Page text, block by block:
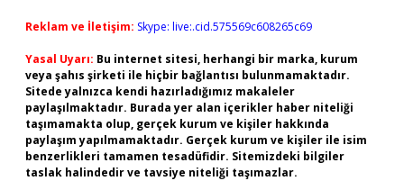
Reklam ve İletişim: Skype: live:.cid.575569c608265c69
Yasal Uyarı: Bu internet sitesi, herhangi bir marka, kurum
veya şahıs şirketi ile hiçbir bağlantısı bulunmamaktadır.
Sitede yalnızca kendi hazırladığımız makaleler
paylaşılmaktadır. Burada yer alan içerikler haber niteliği
taşımamakta olup, gerçek kurum ve kişiler hakkında
paylaşım yapılmamaktadır. Gerçek kurum ve kişiler ile isim
benzerlikleri tamamen tesadüfidir. Sitemizdeki bilgiler
taslak halindedir ve tavsiye niteliği taşımazlar.